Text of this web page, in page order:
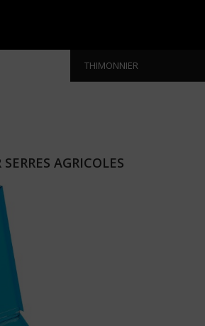
THIMONNIER
AGRICOLES